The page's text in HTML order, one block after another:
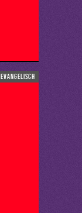
evangelisch